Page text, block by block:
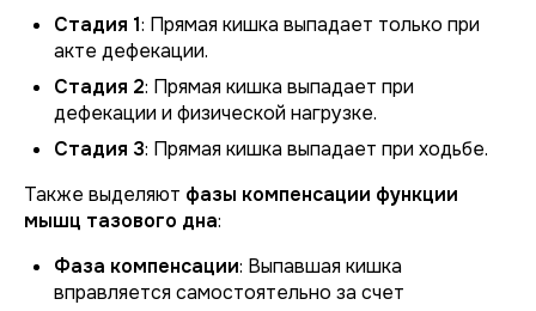
Стадия 1: Прямая кишка выпадает только при
акте дефекации.
Стадия 2: Прямая кишка выпадает при
дефекации и физической нагрузке.
Стадия 3: Прямая кишка выпадает при ходьбе.
Также выделяют фазы компенсации функции
мышц тазового дна:
Фаза компенсации: Выпавшая кишка
вправляется самостоятельно за счет